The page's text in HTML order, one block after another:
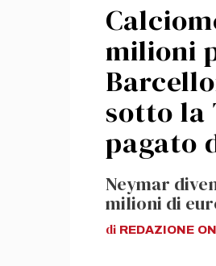
milioni
sotto la
pagato
Neymar
milioni di
di REDAZIONE